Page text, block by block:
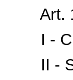
Art.
I -
II -